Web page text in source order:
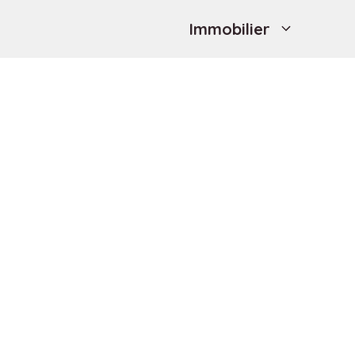
Immobilier